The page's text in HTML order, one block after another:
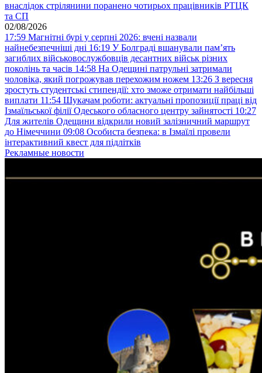
внаслідок стрілянини поранено чотирьох працівників РТЦК
та СП
02/08/2026
17:59 Магнітні бурі у серпні 2026: вчені назвали
найнебезпечніші дні 16:19 У Болграді вшанували пам’ять
загиблих військовослужбовців десантних військ різних
поколінь та часів 14:58 На Одещині патрульні затримали
чоловіка, який погрожував перехожим ножем 13:26 З вересня
зростуть студентські стипендії: хто зможе отримати найбільші
виплати 11:54 Шукачам роботи: актуальні пропозиції праці від
Ізмаїльської філії Одеського обласного центру зайнятості 10:27
Для жителів Одещини відкрили новий залізничний маршрут
до Німеччини 09:08 Особиста безпека: в Ізмаїлі провели
інтерактивний квест для підлітків
Рекламные новости